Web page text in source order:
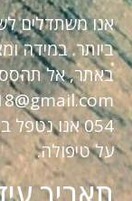
אנו משתדלים
ביותר. במידה
באתר, אל
054 אנו
על טיפולה.